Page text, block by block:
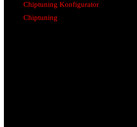
Chiptuning Konfigurator
Chiptuning